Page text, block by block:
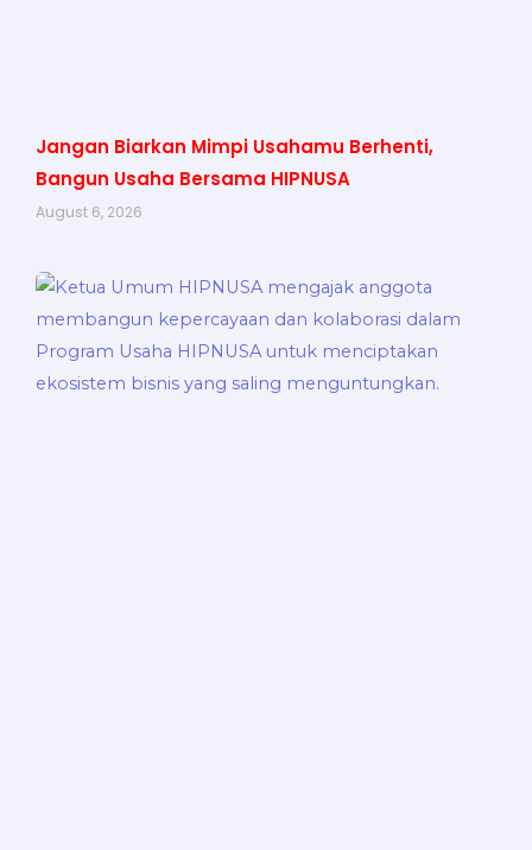
Jangan Biarkan Mimpi Usahamu Berhenti,
Bangun Usaha Bersama HIPNUSA
August 6, 2026